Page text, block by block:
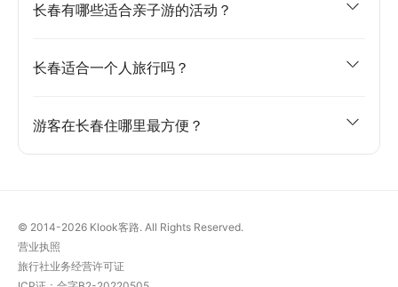
长春有哪些适合亲子游的活动？
长春适合一个人旅行吗？
游客在长春住哪里最方便？
© 2014-2026 Klook客路. All Rights Reserved.
营业执照
旅行社业务经营许可证